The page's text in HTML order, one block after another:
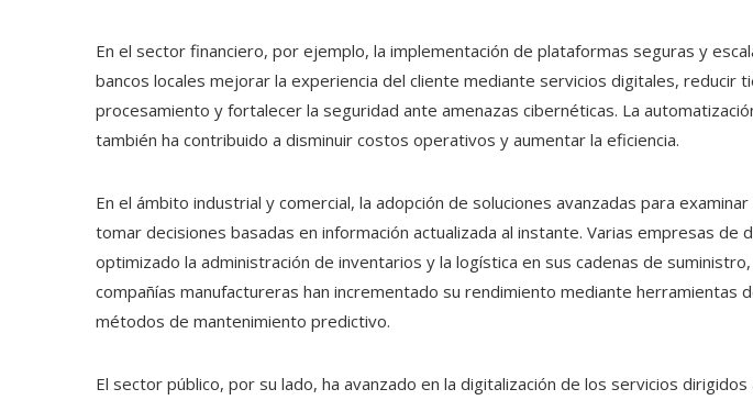
En el sector financiero, por ejemplo, la implementación de plataformas seguras y
bancos locales mejorar la experiencia del cliente mediante servicios digitales, reducir
procesamiento y fortalecer la seguridad ante amenazas cibernéticas. La
también ha contribuido a disminuir costos operativos y aumentar la eficiencia.
En el ámbito industrial y comercial, la adopción de soluciones avanzadas para
tomar decisiones basadas en información actualizada al instante. Varias empresas de
optimizado la administración de inventarios y la logística en sus cadenas de
compañías manufactureras han incrementado su rendimiento mediante herramientas
métodos de mantenimiento predictivo.
El sector público, por su lado, ha avanzado en la digitalización de los servicios dirigidos